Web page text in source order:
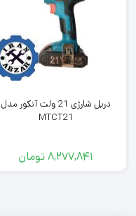
دریل شارژی 21 ولت آنکور مدل
MTCT21
8,277,841تومان